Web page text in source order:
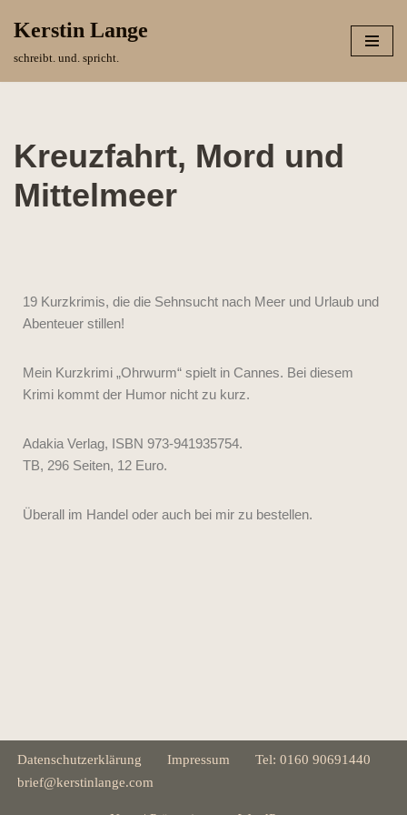
Kerstin Lange
schreibt. und. spricht.
Kreuzfahrt, Mord und
Mittelmeer
19 Kurzkrimis, die die Sehnsucht nach Meer und Urlaub und
Abenteuer stillen!
Mein Kurzkrimi „Ohrwurm“ spielt in Cannes. Bei diesem
Krimi kommt der Humor nicht zu kurz.
Adakia Verlag, ISBN 973-941935754.
TB, 296 Seiten, 12 Euro.
Überall im Handel oder auch bei mir zu bestellen.
Datenschutzerklärung Impressum
Tel: 0160 90691440
brief@kerstinlange.com